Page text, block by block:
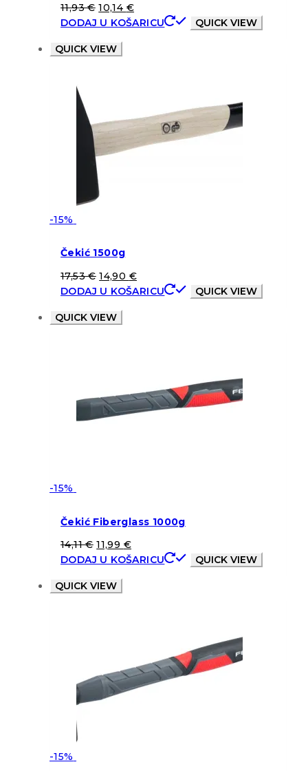
11,93€ 10,14 €
DODAJ U KOŠARICU
QUICK VIEW
QUICK VIEW
-15%
Čekić 1500g
17,53€ 14,90 €
DODAJ U KOŠARICU
QUICK VIEW
QUICK VIEW
-15%
Čekić Fiberglass 1000g
14,11€ 11,99 €
DODAJ U KOŠARICU
QUICK VIEW
QUICK VIEW
-15%